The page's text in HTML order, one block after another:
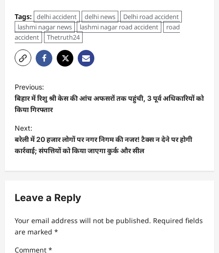
Tags: delhi accident delhi news
Delhi road accident
lashmi nagar news
lashmi nagar road accident
road
accident
Thetruth24
Previous:
बिहार में रिशु श्री केस की आंच अफसरों तक पहुंची, 3 पूर्व अधिकारियों को
किया गिरफ्तार
Next:
बरेली में 20 हजार लोगों पर नगर निगम की नजर! टैक्स न देने पर होगी
कार्रवाई; संपत्तियों को किया जाएगा कुर्क और सील
Leave a Reply
Your email address will not be published. Required fields
are marked *
Comment *